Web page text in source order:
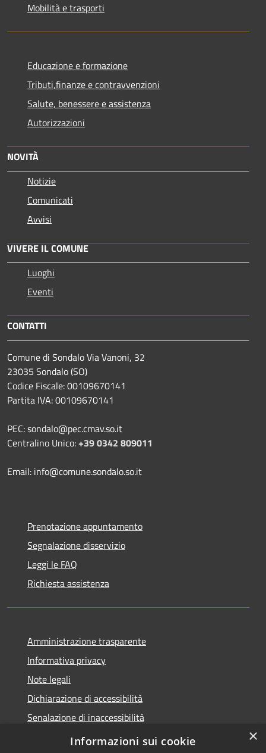
Mobilità e trasporti
Educazione e formazione
Tributi,finanze e contravvenzioni
Salute, benessere e assistenza
Autorizzazioni
NOVITÀ
Notizie
Comunicati
Avvisi
VIVERE IL COMUNE
Luoghi
Eventi
CONTATTI
Comune di Sondalo Via Vanoni, 32
23035 Sondalo (SO)
Codice Fiscale: 00109670141
Partita IVA: 00109670141
PEC: sondalo@pec.cmav.so.it
Centralino Unico:+39 0342 809011
Email: info@comune.sondalo.so.it
Prenotazione appuntamento
Segnalazione disservizio
Leggi le FAQ
Richiesta assistenza
Amministrazione trasparente
Informativa privacy
Note legali
Dichiarazione di accessibilità
Senalazione di inaccessibilità
Whistleblowing segnalazione illeciti
×
Informazioni sui cookie